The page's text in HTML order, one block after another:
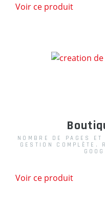
Voir ce produit
NOMBRE DE PAGES
GESTION COMPLÈTE.
Voir ce produit